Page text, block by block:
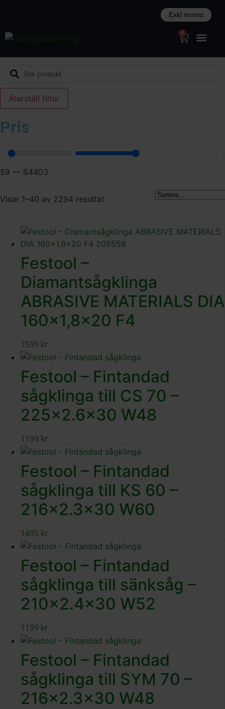
0
Återställ filter
Pris
59 — 64403
Visar 1–40 av 2294 resultat
Festool –
Diamantsågklinga
ABRASIVE MATERIALS DIA
160×1,8×20 F4
1599 kr
Festool – Fintandad
sågklinga till CS 70 –
225×2.6×30 W48
1199 kr
Festool – Fintandad
sågklinga till KS 60 –
216×2.3×30 W60
1495 kr
Festool – Fintandad
sågklinga till sänksåg –
210×2.4×30 W52
1199 kr
Festool – Fintandad
sågklinga till SYM 70 –
216×2.3×30 W48